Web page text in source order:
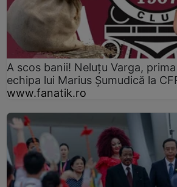
A scos banii! Neluțu Varga,
echipa lui Marius Șumudică la
www.fanatik.ro